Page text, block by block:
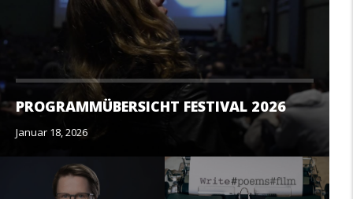
PROGRAMMÜBERSICHT FESTIVAL 2026
Januar 18, 2026